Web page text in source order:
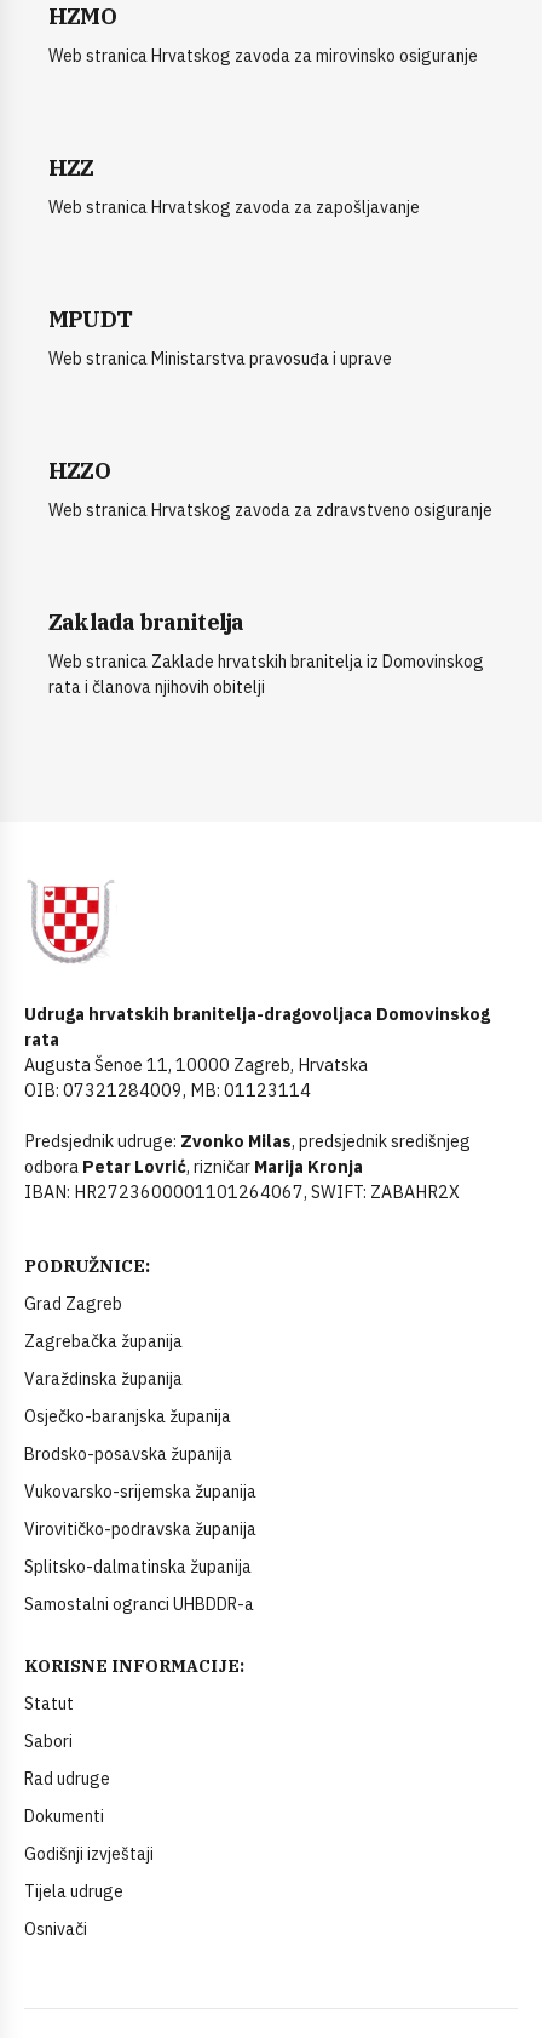
HZMO
Web stranica Hrvatskog zavoda za mirovinsko osiguranje
HZZ
Web stranica Hrvatskog zavoda za zapošljavanje
MPUDT
Web stranica Ministarstva pravosuđa i uprave
HZZO
Web stranica Hrvatskog zavoda za zdravstveno osiguranje
Zaklada branitelja
Web stranica Zaklade hrvatskih branitelja iz Domovinskog
rata i članova njihovih obitelji
Udruga hrvatskih branitelja-dragovoljaca Domovinskog
rata
Augusta Šenoe 11, 10000 Zagreb, Hrvatska
OIB: 07321284009, MB: 01123114
Predsjednik udruge: Zvonko Milas, predsjednik središnjeg
odbora Petar Lovrić, rizničar Marija Kronja
IBAN: HR2723600001101264067, SWIFT: ZABAHR2X
PODRUŽNICE:
Grad Zagreb
Zagrebačka županija
Varaždinska županija
Osječko-baranjska županija
Brodsko-posavska županija
Vukovarsko-srijemska županija
Virovitičko-podravska županija
Splitsko-dalmatinska županija
Samostalni ogranci UHBDDR-a
KORISNE INFORMACIJE:
Statut
Sabori
Rad udruge
Dokumenti
Godišnji izvještaji
Tijela udruge
Osnivači